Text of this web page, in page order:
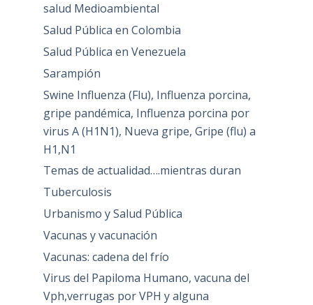
salud Medioambiental
Salud Pública en Colombia
Salud Pública en Venezuela
Sarampión
Swine Influenza (Flu), Influenza porcina,
gripe pandémica, Influenza porcina por
virus A (H1N1), Nueva gripe, Gripe (flu) a
H1,N1
Temas de actualidad….mientras duran
Tuberculosis
Urbanismo y Salud Pública
Vacunas y vacunación
Vacunas: cadena del frío
Virus del Papiloma Humano, vacuna del
Vph,verrugas por VPH y alguna